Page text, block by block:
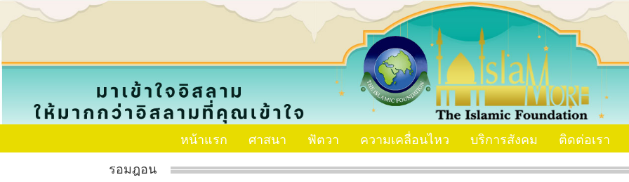
หน้าแรก ศาสนา ฟัตวา ความเคลื่อนไหว บริการสังคม
ติดต่อเรา
รอมฎอน